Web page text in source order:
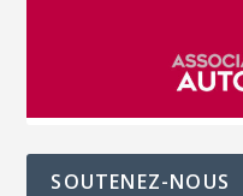
SOUTENEZ-NOUS